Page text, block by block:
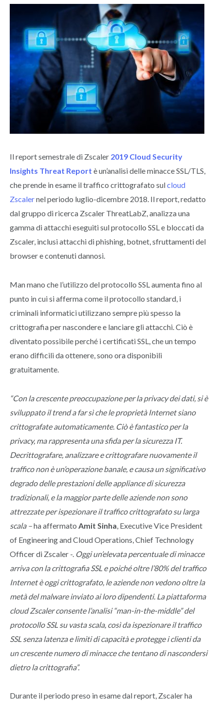
Il report semestrale di Zscaler 2019 Cloud Security
Insights Threat Report è un’analisi delle minacce SSL/TLS,
che prende in esame il traffico crittografato sulcloud
Zscalernel periodo luglio-dicembre 2018. Il report, redatto
dal gruppo di ricerca Zscaler ThreatLabZ, analizza una
gamma di attacchi eseguiti sul protocollo SSL e bloccati da
Zscaler, inclusi attacchi di phishing, botnet, sfruttamenti del
browser e contenuti dannosi.
Man mano che l’utilizzo del protocollo SSL aumenta fino al
punto in cui si afferma come il protocollo standard, i
criminali informatici utilizzano sempre più spesso la
crittografia per nascondere e lanciare gli attacchi. Ciò è
diventato possibile perché i certificati SSL, che un tempo
erano difficili da ottenere, sono ora disponibili
gratuitamente.
“Con la crescente preoccupazione per la privacy dei dati, si è
sviluppato il trend a far sì che le proprietà Internet siano
crittografate automaticamente. Ciò è fantastico per la
privacy, ma rappresenta una sfida per la sicurezza IT.
Decrittografare, analizzare e crittografare nuovamente il
traffico non è un’operazione banale, e causa un significativo
degrado delle prestazioni delle appliance di sicurezza
tradizionali, e la maggior parte delle aziende non sono
attrezzate per ispezionare il traffico crittografato su larga
scala –ha affermato Amit Sinha , Executive Vice President
of Engineering and Cloud Operations, Chief Technology
Officer di Zscaler -. Oggi un’elevata percentuale di minacce
arriva con la crittografia SSL e poiché oltre l’80% del traffico
Internet è oggi crittografato, le aziende non vedono oltre la
metà del malware inviato ai loro dipendenti. La piattaforma
cloud Zscaler consente l’analisi “man-in-the-middle” del
protocollo SSL su vasta scala, così da ispezionare il traffico
SSL senza latenza e limiti di capacità e protegge i clienti da
un crescente numero di minacce che tentano di nascondersi
dietro la crittografia”.
Durante il periodo preso in esame dal report, Zscaler ha